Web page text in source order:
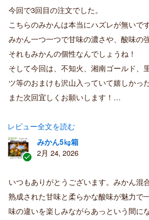
証
済
み
購
者
今回で3回目の注文でした。
こちらのみかんは本当にハズレが無いです
みかん一つ一つで甘味の濃さや、酸味の
それもみかんの個性なんでしょうね！
そして今回は、不知火、湘南ゴールド、
ツ等のおまけも沢山入っていて嬉しかった
また次回宜しくお願いします！…
レビュー全文を読む
証
済
み
購
みかん5㎏箱
2月 24, 2026
いつもありがとうございます。みかん混
熟成された甘味と柔らかな酸味が魅力で
味の違いを楽しみながらあっという間に